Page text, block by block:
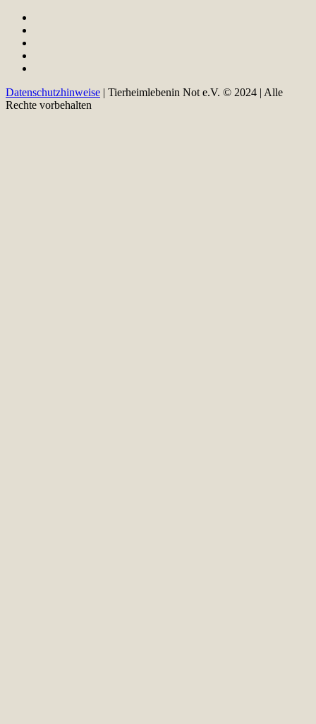
Datenschutzhinweise | Tierheimlebenin Not e.V. © 2024 | Alle
Rechte vorbehalten